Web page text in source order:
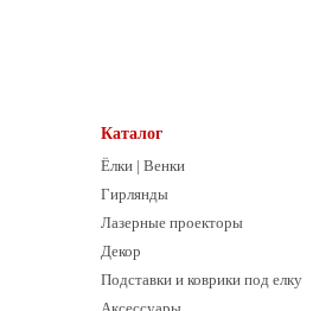
Каталог
Ёлки | Венки
Гирлянды
Лазерные проекторы
Декор
Подставки и коврики под елку